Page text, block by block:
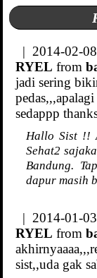
| 2014-02-
RYEL from
jadi sering
sedappp
Hallo Sist !!
Sehat2
Bandung.
dapur masih
| 2014-01-
RYEL from
sist,,uda gak